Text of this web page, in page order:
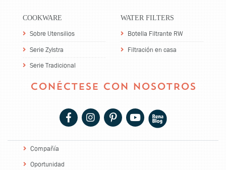
COOKWARE
Sobre Utensilios
Serie Zylstra
Serie Tradicional
WATER FILTERS
Botella Filtrante RW
Filtración en casa
CONÉCTESE CON NOSOTROS
Compañía
Oportunidad